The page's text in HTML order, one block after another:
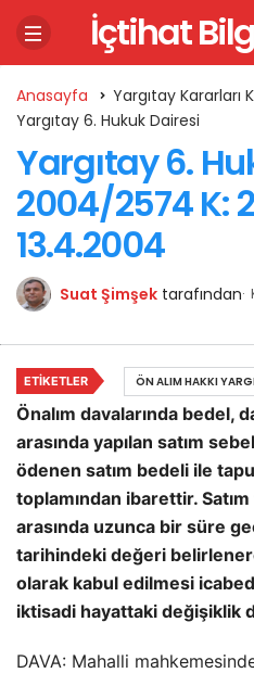
İçtihat
Anasayfa
Yargıtay Kararları
Yargıtay 6. Hukuk Dairesi
Yargıtay 6.
2004/2574 K:
13.4.2004
Suat Şimşek tarafından
Önalım davalarında bedel,
arasında yapılan satım
ödenen satım bedeli ile
toplamından ibarettir.
arasında uzunca bir süre
tarihindeki değeri
olarak kabul edilmesi
iktisadi hayattaki değişiklik
DAVA: Mahalli
ETIKETLER ÖN ALIM HAKKI